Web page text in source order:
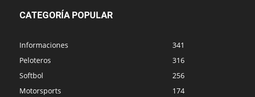
CATEGORÍA POPULAR
Informaciones
341
Peloteros
316
Softbol
256
Motorsports
174